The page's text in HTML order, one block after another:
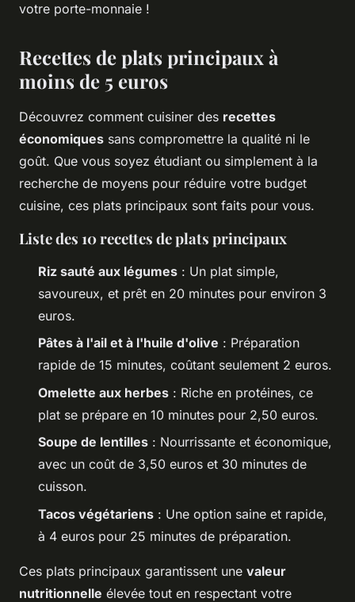
votre porte-monnaie !
Recettes de plats principaux à
moins de 5 euros
Découvrez comment cuisiner des recettes
économiques sans compromettre la qualité ni le
goût. Que vous soyez étudiant ou simplement à la
recherche de moyens pour réduire votre budget
cuisine, ces plats principaux sont faits pour vous.
Liste des 10 recettes de plats principaux
Riz sauté aux légumes : Un plat simple,
savoureux, et prêt en 20 minutes pour environ 3
euros.
Pâtes à l'ail et à l'huile d'olive : Préparation
rapide de 15 minutes, coûtant seulement 2 euros.
Omelette aux herbes : Riche en protéines, ce
plat se prépare en 10 minutes pour 2,50 euros.
Soupe de lentilles : Nourrissante et économique,
avec un coût de 3,50 euros et 30 minutes de
cuisson.
Tacos végétariens : Une option saine et rapide,
à 4 euros pour 25 minutes de préparation.
Ces plats principaux garantissent une valeur
nutritionnelle élevée tout en respectant votre